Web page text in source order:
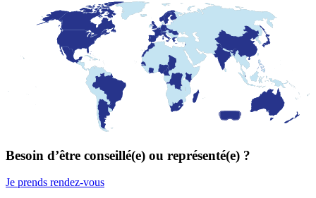
Besoin d’être conseillé(e) ou représenté(e) ?
Je prends rendez-vous